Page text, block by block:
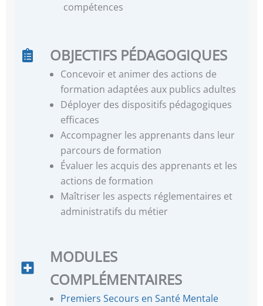
compétences
OBJECTIFS PÉDAGOGIQUES
Concevoir et animer des actions de
formation adaptées aux publics adultes
Déployer des dispositifs pédagogiques
efficaces
Accompagner les apprenants dans leur
parcours de formation
Évaluer les acquis des apprenants et les
actions de formation
Maîtriser les aspects réglementaires et
administratifs du métier
MODULES
COMPLÉMENTAIRES
Premiers Secours en Santé Mentale